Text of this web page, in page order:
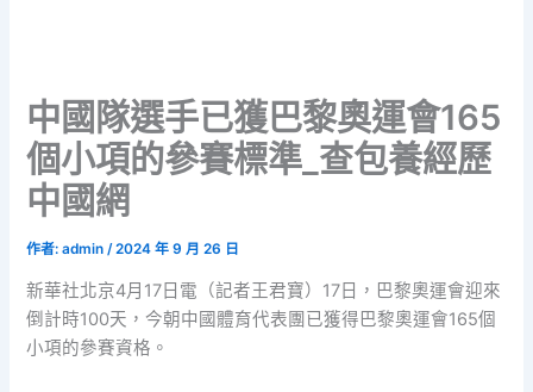
中國隊選手已獲巴黎奧運會165
個小項的參賽標準_查包養經歷
中國網
作者:admin /2024 年 9 月 26 日
新華社北京4月17日電（記者王君寶）17日，巴黎奧運會迎來
倒計時100天，今朝中國體育代表團已獲得巴黎奧運會165個
小項的參賽資格。